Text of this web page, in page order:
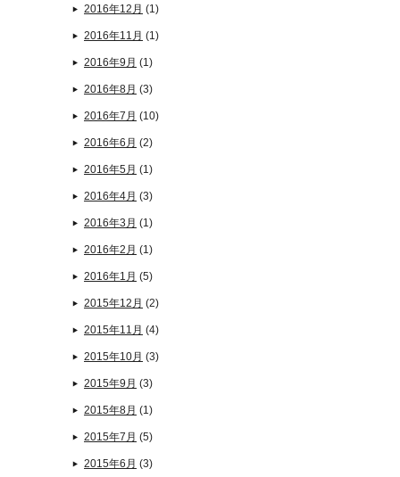
2016年12月 (1)
2016年11月 (1)
2016年9月 (1)
2016年8月 (3)
2016年7月 (10)
2016年6月 (2)
2016年5月 (1)
2016年4月 (3)
2016年3月 (1)
2016年2月 (1)
2016年1月 (5)
2015年12月 (2)
2015年11月 (4)
2015年10月 (3)
2015年9月 (3)
2015年8月 (1)
2015年7月 (5)
2015年6月 (3)